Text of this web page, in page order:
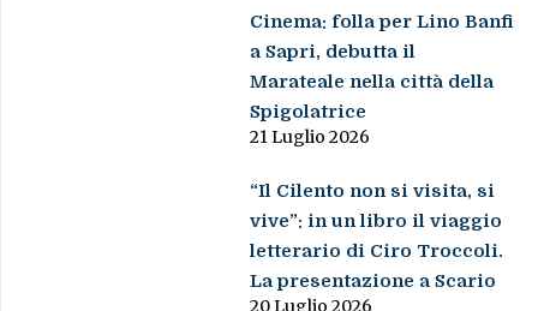
Cinema: folla per Lino Banfi
a Sapri, debutta il
Marateale nella città della
Spigolatrice
21 Luglio 2026
“Il Cilento non si visita, si
vive”: in un libro il viaggio
letterario di Ciro Troccoli.
La presentazione a Scario
20 Luglio 2026